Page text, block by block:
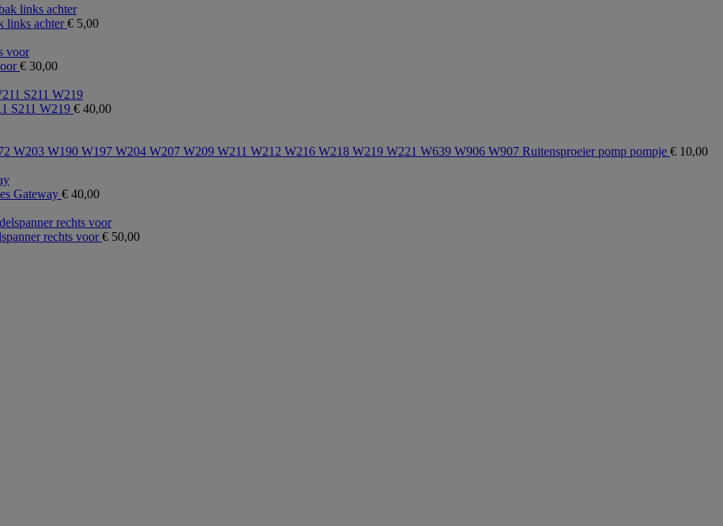
links achter€ 5,00
€ 30,00
S211 W219 € 40,00
W203 W190 W197 W204 W207 W209 W211 W212 W216 W218 W219 W221 W639 W906 W907 Ruitensproeier pomp pompje € 10,00
Gateway € 40,00
rechts voor€ 50,00